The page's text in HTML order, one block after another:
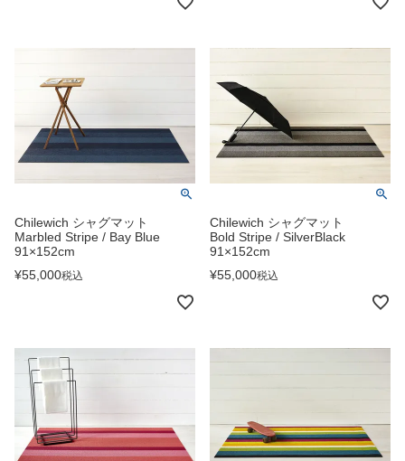
Chilewich シャグマット
Marbled Stripe / Bay Blue
91×152cm
¥55,000税込
Chilewich シャグマット
Bold Stripe / SilverBlack
91×152cm
¥55,000税込